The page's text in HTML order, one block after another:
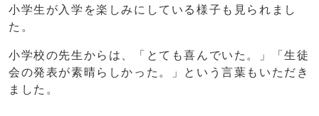
小学生が入学を楽しみにしている様子も見られまし
た。
小学校の先生からは、「とても喜んでいた。」「生徒
会の発表が素晴らしかった。」という言葉もいただき
ました。